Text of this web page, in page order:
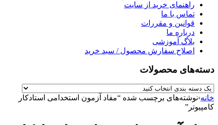
راهنمای خرید از سایت
تماس با ما
قوانین و مقررات
درباره ما
بلاگ آموزشی
اصلاح سفارش محصول / سبد خرید
دسته‌های محصولات
خانه›نوشته‌های برچسب شده “مفاد آزمون استخدامی استادکار
کامپیوتر”